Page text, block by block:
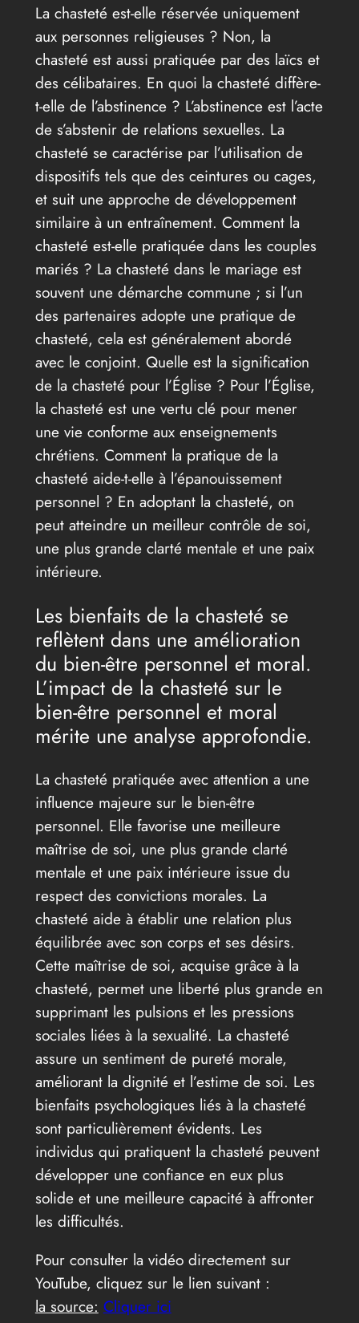
La chasteté est-elle réservée uniquement
aux personnes religieuses ? Non, la
chasteté est aussi pratiquée par des laïcs et
des célibataires. En quoi la chasteté diffère-
t-elle de l’abstinence ? L’abstinence est l’acte
de s’abstenir de relations sexuelles. La
chasteté se caractérise par l’utilisation de
dispositifs tels que des ceintures ou cages,
et suit une approche de développement
similaire à un entraînement. Comment la
chasteté est-elle pratiquée dans les couples
mariés ? La chasteté dans le mariage est
souvent une démarche commune ; si l’un
des partenaires adopte une pratique de
chasteté, cela est généralement abordé
avec le conjoint. Quelle est la signification
de la chasteté pour l’Église ? Pour l’Église,
la chasteté est une vertu clé pour mener
une vie conforme aux enseignements
chrétiens. Comment la pratique de la
chasteté aide-t-elle à l’épanouissement
personnel ? En adoptant la chasteté, on
peut atteindre un meilleur contrôle de soi,
une plus grande clarté mentale et une paix
intérieure.
Les bienfaits de la chasteté se
reflètent dans une amélioration
du bien-être personnel et moral.
L’impact de la chasteté sur le
bien-être personnel et moral
mérite une analyse approfondie.
La chasteté pratiquée avec attention a une
influence majeure sur le bien-être
personnel. Elle favorise une meilleure
maîtrise de soi, une plus grande clarté
mentale et une paix intérieure issue du
respect des convictions morales. La
chasteté aide à établir une relation plus
équilibrée avec son corps et ses désirs.
Cette maîtrise de soi, acquise grâce à la
chasteté, permet une liberté plus grande en
supprimant les pulsions et les pressions
sociales liées à la sexualité. La chasteté
assure un sentiment de pureté morale,
améliorant la dignité et l’estime de soi. Les
bienfaits psychologiques liés à la chasteté
sont particulièrement évidents. Les
individus qui pratiquent la chasteté peuvent
développer une confiance en eux plus
solide et une meilleure capacité à affronter
les difficultés.
Pour consulter la vidéo directement sur
YouTube, cliquez sur le lien suivant :
la source: Cliquer ici